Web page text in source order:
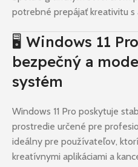
potrebné prepájať kreativitu s
🖥️ Windows 11
bezpečný a
systém
Windows 11 Pro poskytuje
prostredie určené pre
ideálny pre používateľov,
kreatívnymi aplikáciami a